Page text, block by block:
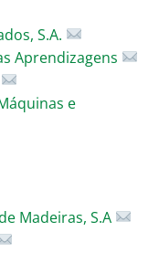
S.A.
Aprendizagens
e
Madeiras, S.A